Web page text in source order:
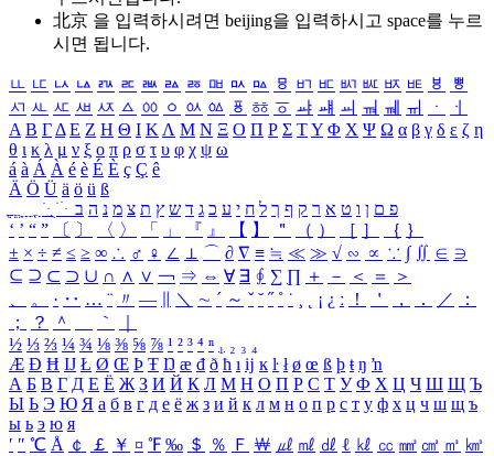
北京 을 입력하시려면 beijing을 입력하시고 space를 누르
시면 됩니다.
ㅥ ㅦ ㅧ ㅨ ㅩ ㅪ ㅫ ㅬ ㅭ ㅮ ㅯ ㅰ ㅱ ㅲ ㅳ ㅴ ㅵ ㅶ ㅷ ㅸ
ㅹ
ㅺ ㅻ ㅼ ㅽ ㅾ ㅿ ㆀ ㆁ ㆂ ㆃ ㆄ ㆅ ㆆ ㆇ ㆈ ㆉ ㆊ ㆋ ㆌ ㆍ
ㆎ
Α Β ΓΔ Ε Ζ Η Θ Ι ΚΛ Μ Ν Ξ Ο Π Ρ Σ ΤΥ Φ Χ Ψ Ω α β γ δ ε ζ η
θ ι κ λ μ ν ξ ο π ρ σ τ υ φ χ ψ ω
á à Á À é è É È ç Ç ê
Ä Ö Ü ä ö ü ß
ִֶֹ ֻּ ׁׂ פ ם ן ו ט א ר ק ף ך ל ח י ע כ ג ד ש ץ ת צ מ נ ה ב
‘ ’ “ ” 〔 〕 〈 〉 「 」 『 』 【 】 ＂ （ ） ［ ］ ｛ ｝
± × ÷ ≠ ≤ ≥ ∞ ∴ ♂ ♀ ∠ ⊥ ⌒ ∂ ∇ ≡ ≒ ≪ ≫ √ ∽ ∝ ∵ ∫ ∬ ∈ ∋
⊆ ⊇ ⊂ ⊃ ∪ ∩ ∧ ∨ ￢ ⇒ ⇔ ∀ ∃ ∮ ∑ ∏ ＋ － ＜ ＝
＞
、
。 · ‥ … ¨ 〃 ― ＼ ∼ ´ ～ ˇ ˘ ˝ ˚ ˙ ¸ ¡ ¿ ː ！ ＇ ， ． ／
：
；
？ ＾ ｀
½ ⅓ ⅔ ¼ ¾ ⅛ ⅜ ⅝ ⅞ ¹ ² ³ ⁴ ⁿ ₁ ₂ ₃ ₄
Æ Ð Ħ Ĳ Ł Ø Œ Þ Ŧ Ŋ æ đ ð ħ ı ĳ ĸ ŀ ł ø œ ß þ ŧ ŋ ŉ
А Б В Г Д Е Ё Ж З И Й К Л М Н О П Р С Т У Ф Х Ц Ч Ш Щ Ъ
Ы Ь Э Ю Я а б в г д е ё ж з и й к л м н о п р с т у ф х ц ч ш щ ъ
ы ь э ю я
′ ″ ℃ Å ￠ ￡ ￥ ¤ ℉ ‰ ＄ ％ Ｆ ￦ ㎕ ㎖ ㎗ ℓ ㎘ ㏄ ㎣ ㎤ ㎥ ㎦